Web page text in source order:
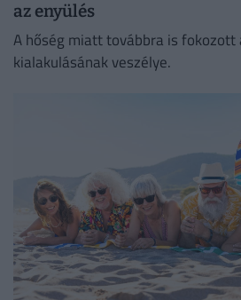
az enyülés
A hőség miatt továbbra is
kialakulásának veszélye.